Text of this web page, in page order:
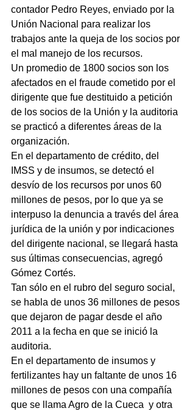
contador Pedro Reyes, enviado por la
Unión Nacional para realizar los
trabajos ante la queja de los socios por
el mal manejo de los recursos.
Un promedio de 1800 socios son los
afectados en el fraude cometido por el
dirigente que fue destituido a petición
de los socios de la Unión y la auditoria
se practicó a diferentes áreas de la
organización.
En el departamento de crédito, del
IMSS y de insumos, se detectó el
desvío de los recursos por unos 60
millones de pesos, por lo que ya se
interpuso la denuncia a través del área
jurídica de la unión y por indicaciones
del dirigente nacional, se llegará hasta
sus últimas consecuencias, agregó
Gómez Cortés.
Tan sólo en el rubro del seguro social,
se habla de unos 36 millones de pesos
que dejaron de pagar desde el año
2011 a la fecha en que se inició la
auditoria.
En el departamento de insumos y
fertilizantes hay un faltante de unos 16
millones de pesos con una compañía
que se llama Agro de la Cueca  y otra